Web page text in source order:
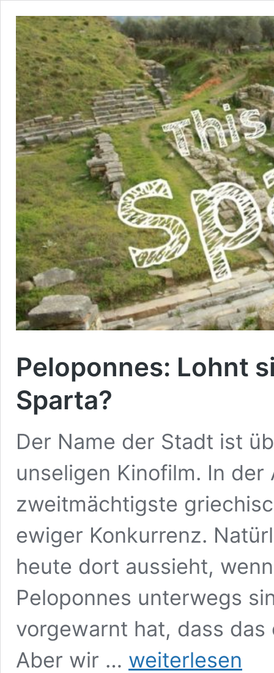
Peloponnes: Lohnt
Sparta?
Der Name der Stadt ist
unseligen Kinofilm. In
zweitmächtigste
ewiger Konkurrenz.
heute dort aussieht,
Peloponnes unterwegs
vorgewarnt hat, dass
Aber wir …
Peloponnes:
Lohnt
weiterlesen